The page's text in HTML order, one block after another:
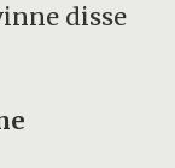
disse